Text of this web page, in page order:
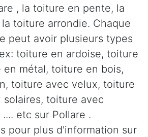
, la toiture en pente, la
toiture arrondie. Chaque
peut avoir plusieurs types
toiture en ardoise, toiture
métal, toiture en bois,
toiture avec velux, toiture
solaires, toiture avec
etc sur Pollare .
pour plus d'information sur